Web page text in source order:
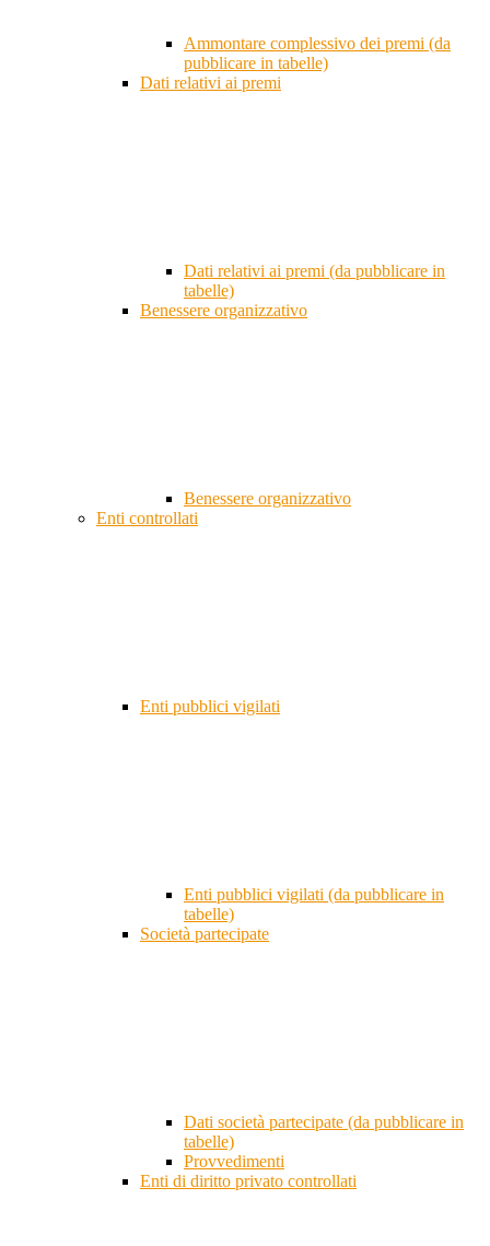
Ammontare complessivo dei premi (da
pubblicare in tabelle)
Dati relativi ai premi
Dati relativi ai premi (da pubblicare in
tabelle)
Benessere organizzativo
Benessere organizzativo
Enti controllati
Enti pubblici vigilati
Enti pubblici vigilati (da pubblicare in
tabelle)
Società partecipate
Dati società partecipate (da pubblicare in
tabelle)
Provvedimenti
Enti di diritto privato controllati